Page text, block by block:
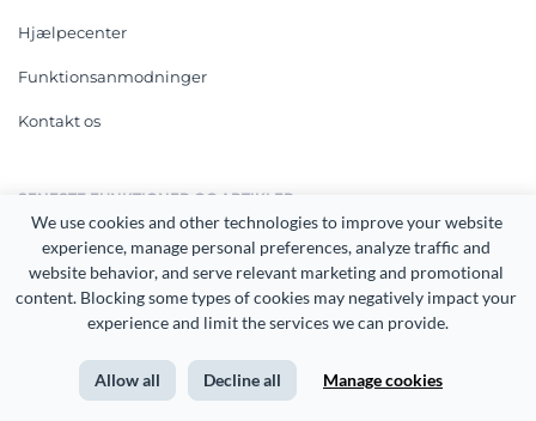
We use cookies and other technologies to improve your website
experience, manage personal preferences, analyze traffic and
website behavior, and serve relevant marketing and promotional
content. Blocking some types of cookies may negatively impact your
experience and limit the services we can provide.
Allow all Decline all Manage cookies
Hjælpecenter
Funktionsanmodninger
Kontakt os
SENESTE FUNKTIONER OG ARTIKLER